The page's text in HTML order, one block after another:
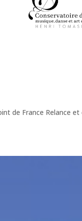
de France Relance